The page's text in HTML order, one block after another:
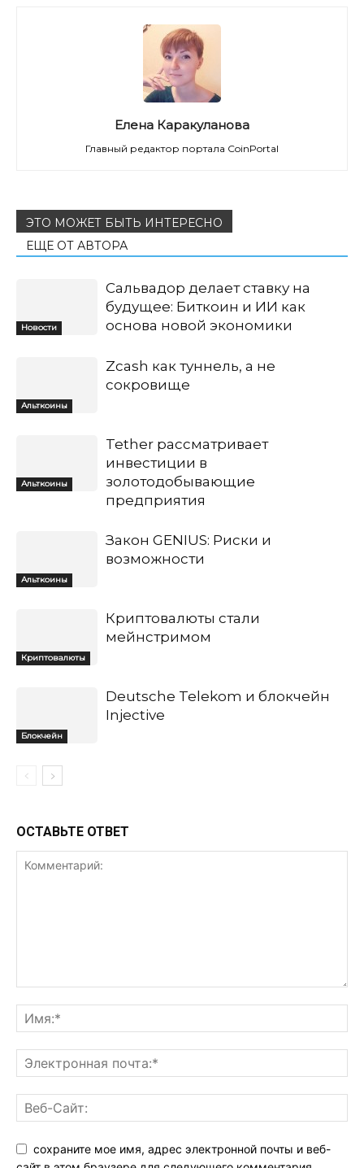
Елена Каракуланова
Главный редактор портала CoinPortal
ЭТО МОЖЕТ БЫТЬ ИНТЕРЕСНО
ЕЩЕ ОТ АВТОРА
Новости
Сальвадор делает ставку на
будущее: Биткоин и ИИ как
основа новой экономики
Альткоины
Zcash как туннель, а не
сокровище
Альткоины
Tether рассматривает
инвестиции в
золотодобывающие
предприятия
Альткоины
Закон GENIUS: Риски и
возможности
Криптовалюты
Криптовалюты стали
мейнстримом
Блокчейн
Deutsche Telekom и блокчейн
Injective
ОСТАВЬТЕ ОТВЕТ
сохраните мое имя, адрес электронной почты и веб-